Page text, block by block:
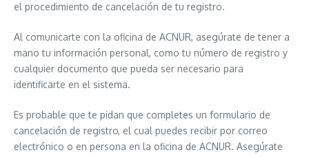
el procedimiento de cancelación de tu registro.
Al comunicarte con la oficina de ACNUR, asegúrate de tener a
mano tu información personal, como tu número de registro y
cualquier documento que pueda ser necesario para
identificarte en el sistema.
Es probable que te pidan que completes un formulario de
cancelación de registro, el cual puedes recibir por correo
electrónico o en persona en la oficina de ACNUR. Asegúrate